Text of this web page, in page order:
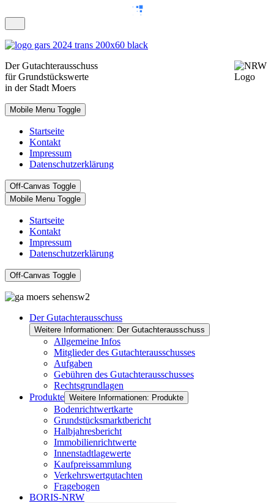
DerGutachterausschuss
für Grundstückswerte
in der Stadt Moers
Mobile Menu Toggle
Startseite
Kontakt
Impressum
Datenschutzerklärung
Off-Canvas Toggle
Mobile Menu Toggle
Startseite
Kontakt
Impressum
Datenschutzerklärung
Off-Canvas Toggle
Der Gutachterausschuss
Weitere Informationen: Der Gutachterausschuss
Allgemeine Infos
Mitglieder des Gutachterausschusses
Aufgaben
Gebühren des Gutachterausschusses
Rechtsgrundlagen
Produkte Weitere Informationen: Produkte
Bodenrichtwertkarte
Grundstücksmarktbericht
Halbjahresbericht
Immobilienrichtwerte
Innenstadtlagewerte
Kaufpreissammlung
Verkehrswertgutachten
Fragebogen
BORIS-NRW